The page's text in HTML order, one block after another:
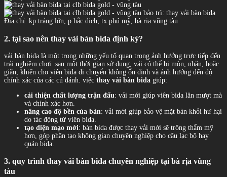
bảo trì: thay vải bàn bida
Địa chỉ: kp trảng lớn, p.hắc dịch, tx phú mỹ, bà rịa vũng tàu
2. tại sao nên thay vải bàn bida định kỳ?
vải bàn bida là một trong những yếu tố quan trọng ảnh hưởng trực tiếp đến
trải nghiệm chơi. sau một thời gian sử dụng, vải có thể bị mòn, nhăn, hoặc
giãn, khiến cho viên bida di chuyển không ổn định và ảnh hưởng đến độ
chính xác của các cú đánh. việc thay vải bàn bida giúp:
cải thiện chất lượng trận đấu: vải mới giúp viên bida lăn mượt mà
và chính xác hơn.
nâng cao độ bền của bàn: vải mới giúp bảo vệ mặt bàn khỏi hư hại
do tác động từ viên bida.
tạo diện mạo mới: bàn bida được thay vải mới sẽ trông thẩm mỹ
hơn, góp phần tạo không gian chuyên nghiệp cho câu lạc bộ hay
quán bida.
3. quy trình thay vải bàn bida chuyên nghiệp tại bà rịa vũng
tàu